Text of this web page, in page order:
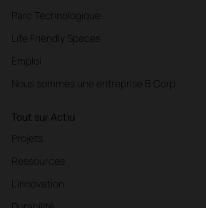
Parc Technologique
Life Friendly Spaces
Emploi
Nous sommes une entreprise B Corp
Tout sur Actiu
Projets
Ressources
L'innovation